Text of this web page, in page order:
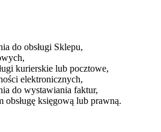
do obsługi Sklepu,
kurierskie lub pocztowe,
elektronicznych,
do wystawiania faktur,
obsługę księgową lub prawną.